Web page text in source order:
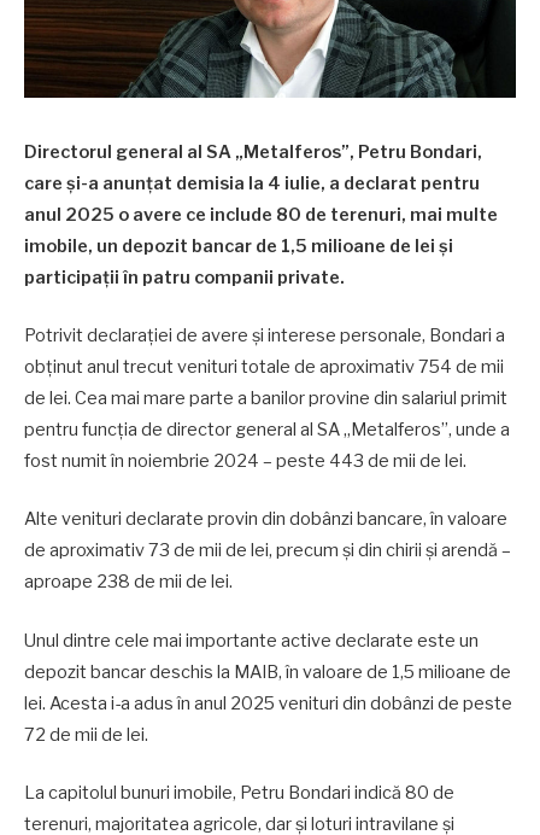
Directorul general al SA „Metalferos”, Petru Bondari,
care și-a anunțat demisia la 4 iulie, a declarat pentru
anul 2025 o avere ce include 80 de terenuri, mai multe
imobile, un depozit bancar de 1,5 milioane de lei și
participații în patru companii private.
Potrivit declarației de avere și interese personale, Bondari a
obținut anul trecut venituri totale de aproximativ 754 de mii
de lei. Cea mai mare parte a banilor provine din salariul primit
pentru funcția de director general al SA „Metalferos”, unde a
fost numit în noiembrie 2024 – peste 443 de mii de lei.
Alte venituri declarate provin din dobânzi bancare, în valoare
de aproximativ 73 de mii de lei, precum și din chirii și arendă –
aproape 238 de mii de lei.
Unul dintre cele mai importante active declarate este un
depozit bancar deschis la MAIB, în valoare de 1,5 milioane de
lei. Acesta i-a adus în anul 2025 venituri din dobânzi de peste
72 de mii de lei.
La capitolul bunuri imobile, Petru Bondari indică 80 de
terenuri, majoritatea agricole, dar și loturi intravilane și